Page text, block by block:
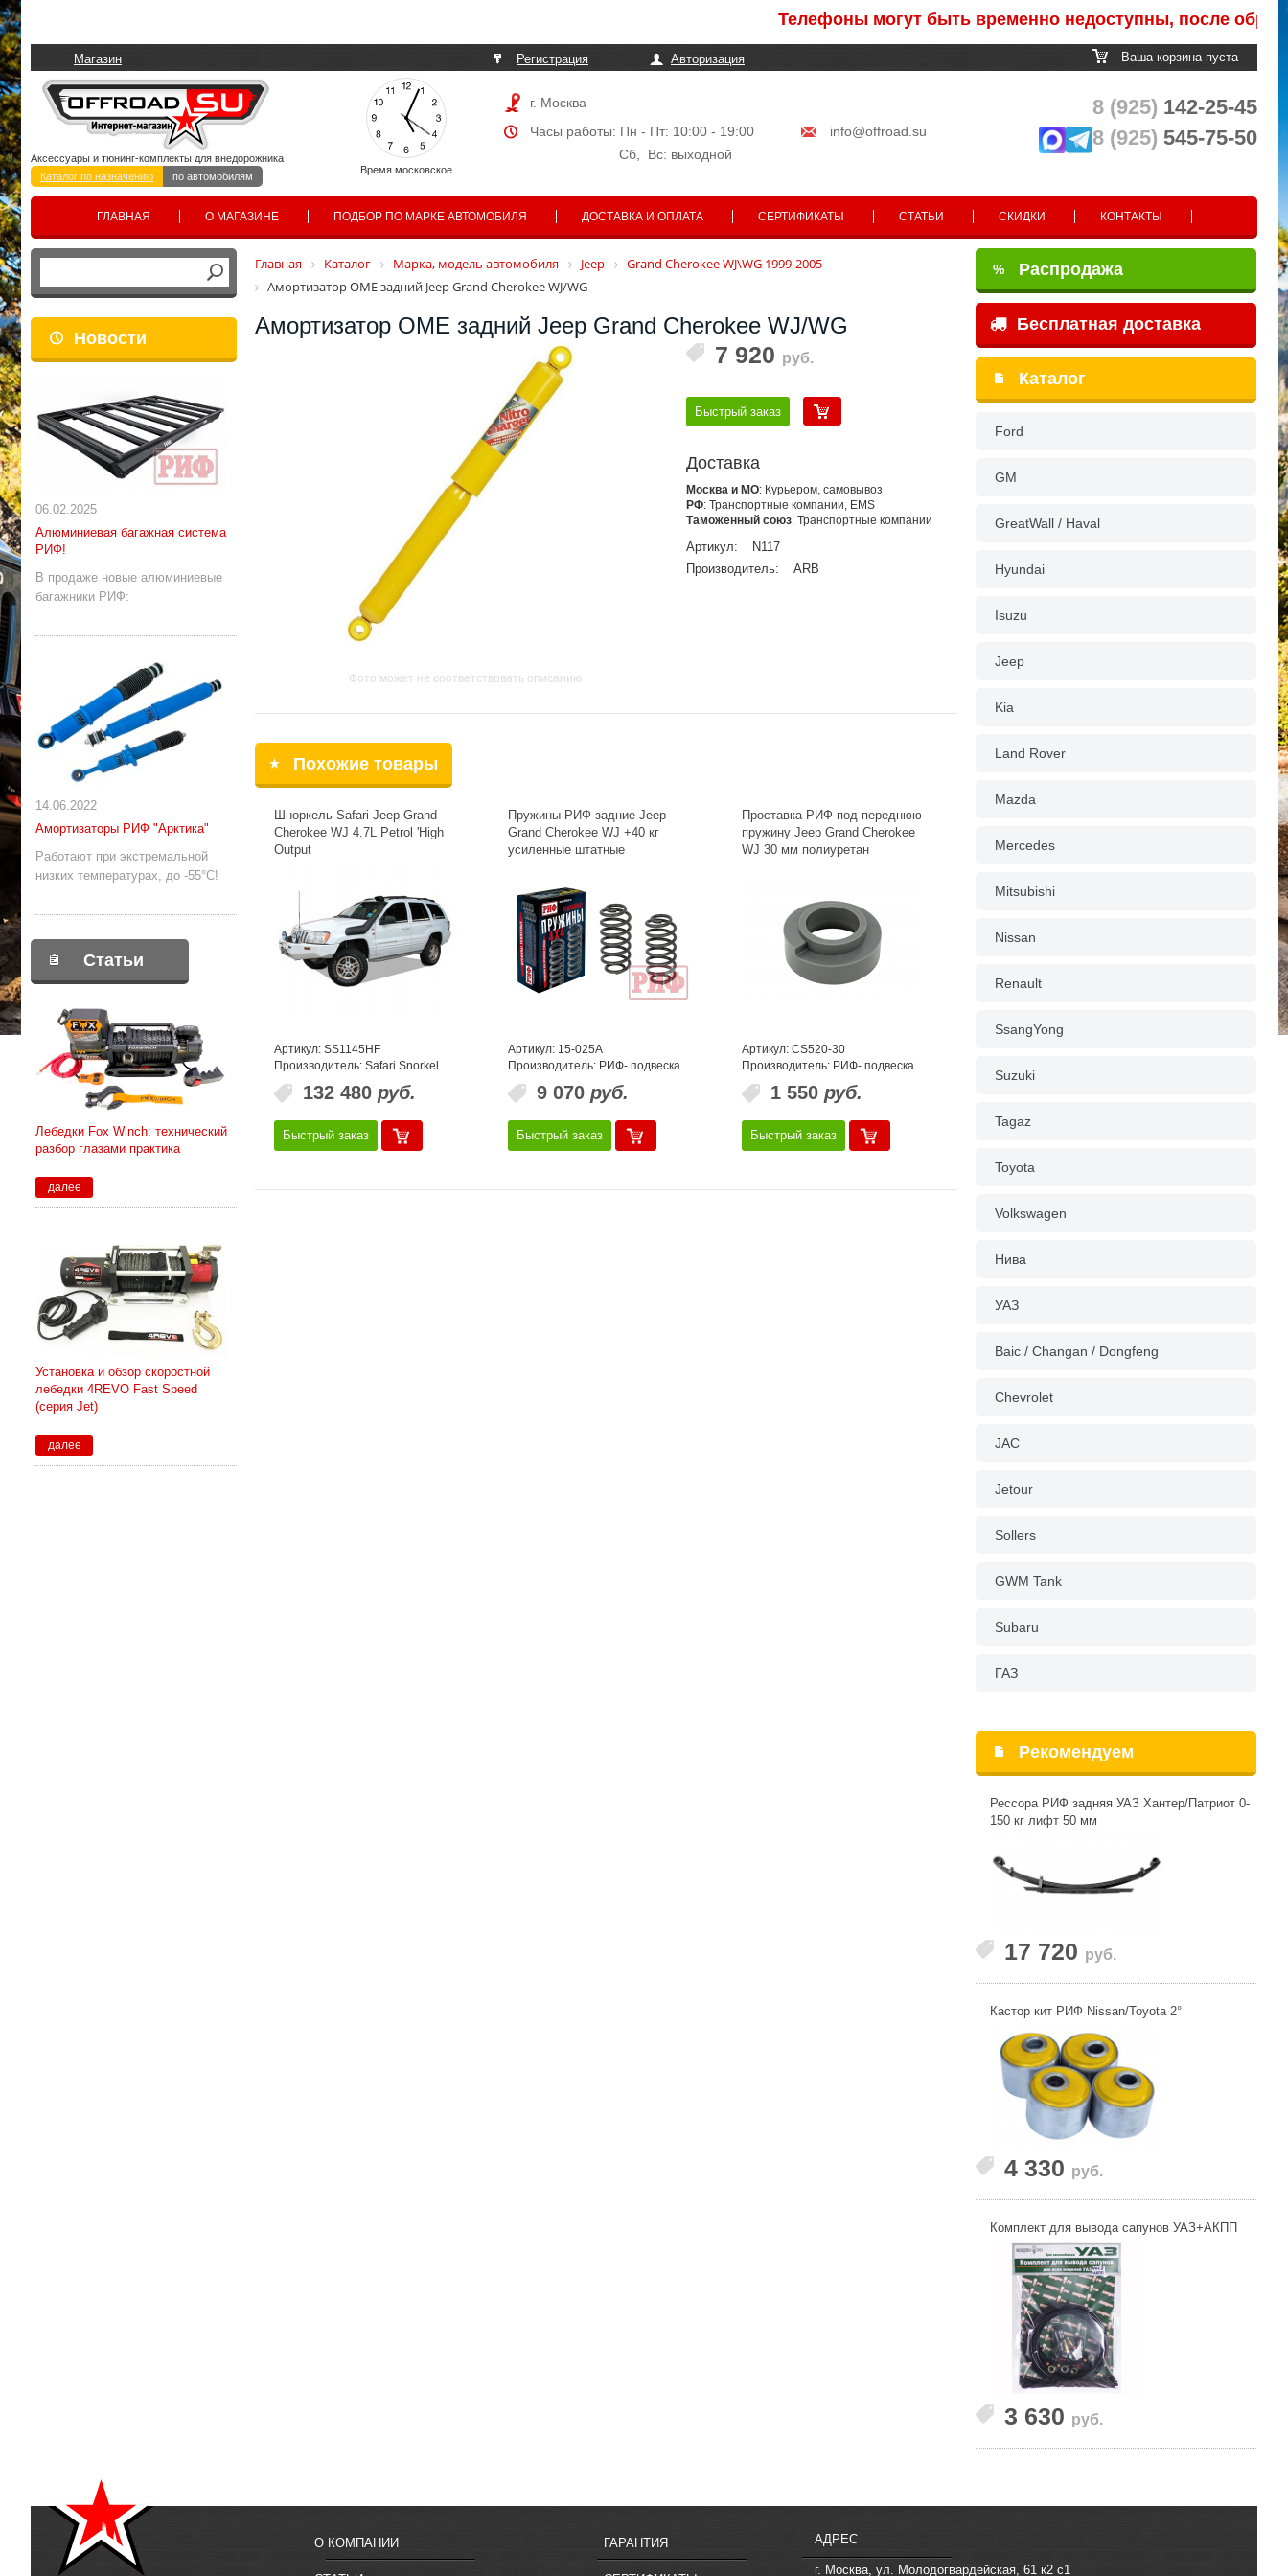
Телефоны могут быть временно недоступны, после
Магазин Регистрация Авторизация Ваша корзина пуста
Время московское
Аксессуары и тюнинг-комплекты для внедорожника
Каталог по назначению
по автомобилям
г. Москва
Часы работы: Пн - Пт: 10:00 - 19:00
info@offroad.su
Сб, Вс: выходной
8 (925) 142-25-45
8 (925) 545-75-50
ГЛАВНАЯ О МАГАЗИНЕ ПОДБОР ПО МАРКЕ АВТОМОБИЛЯ ДОСТАВКА И ОПЛАТА СЕРТИФИКАТЫ СТАТЬИ СКИДКИ КОНТАКТЫ
Новости
06.02.2025
Алюминиевая багажная система
РИФ!
В продаже новые алюминиевые
багажники РИФ:
14.06.2022
Амортизаторы РИФ "Арктика"
Работают при экстремальной
низких температурах, до -55°С!
Статьи
Лебедки Fox Winch: технический
разбор глазами практика
далее
Установка и обзор скоростной
лебедки 4REVO Fast Speed
(серия Jet)
далее
Главная Каталог Марка, модель автомобиля Jeep
Grand Cherokee WJ\WG 1999-2005
Амортизатор OME задний Jeep Grand Cherokee WJ/WG
Амортизатор OME задний Jeep Grand Cherokee WJ/WG
Фото может не соответствовать описанию
7 920 руб.
Быстрый заказ
Доставка
Москва и МО: Курьером, самовывоз
РФ: Транспортные компании, EMS
Таможенный союз: Транспортные компании
Артикул:
N117
Производитель:
ARB
Похожие товары
Шноркель Safari Jeep Grand
Cherokee WJ 4.7L Petrol 'High
Output
Артикул: SS1145HF
Производитель: Safari Snorkel
132 480 руб.
Быстрый заказ
Пружины РИФ задние Jeep
Grand Cherokee WJ +40 кг
усиленные штатные
Артикул: 15-025A
Производитель: РИФ- подвеска
9 070 руб.
Быстрый заказ
Проставка РИФ под переднюю
пружину Jeep Grand Cherokee
WJ 30 мм полиуретан
Артикул: CS520-30
Производитель: РИФ- подвеска
1 550 руб.
Быстрый заказ
% Распродажа
Бесплатная доставка
Каталог
Ford
GM
GreatWall / Haval
Hyundai
Isuzu
Jeep
Kia
Land Rover
Mazda
Mercedes
Mitsubishi
Nissan
Renault
SsangYong
Suzuki
Tagaz
Toyota
Volkswagen
Нива
УАЗ
Baic / Changan / Dongfeng
Chevrolet
JAC
Jetour
Sollers
GWM Tank
Subaru
ГАЗ
Рекомендуем
Рессора РИФ задняя УАЗ Хантер/Патриот 0-
150 кг лифт 50 мм
17 720 руб.
Кастор кит РИФ Nissan/Toyota 2°
4 330 руб.
Комплект для вывода сапунов УАЗ+АКПП
3 630 руб.
О КОМПАНИИ ГАРАНТИЯ АДРЕС
г. Москва, ул. Молодогвардейская, 61 к2 с1